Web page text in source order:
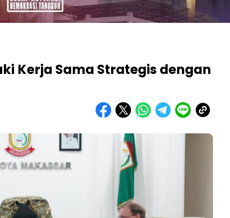
Kerja Sama Strategis dengan